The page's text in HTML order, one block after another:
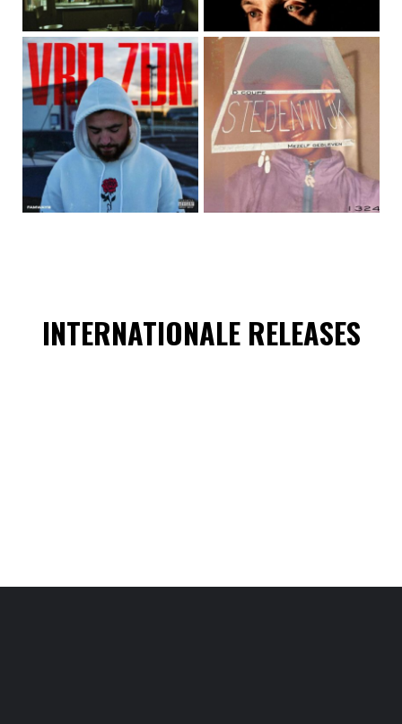
INTERNATIONALE RELEASES